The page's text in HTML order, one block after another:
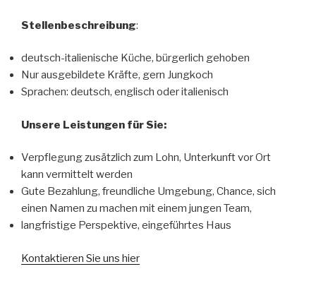
Stellenbeschreibung:
deutsch-italienische Küche, bürgerlich gehoben
Nur ausgebildete Kräfte, gern Jungkoch
Sprachen: deutsch, englisch oder italienisch
Unsere Leistungen für Sie:
Verpflegung zusätzlich zum Lohn, Unterkunft vor Ort
kann vermittelt werden
Gute Bezahlung, freundliche Umgebung, Chance, sich
einen Namen zu machen mit einem jungen Team,
langfristige Perspektive, eingeführtes Haus
Kontaktieren Sie uns hier